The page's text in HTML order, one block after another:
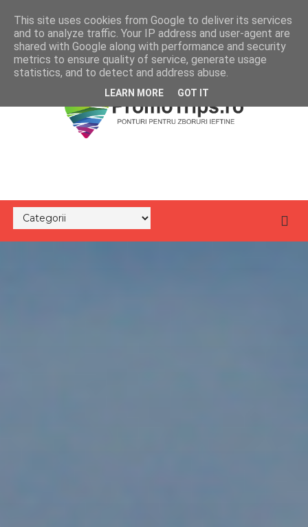
This site uses cookies from Google to deliver its services
and to analyze traffic. Your IP address and user-agent are
shared with Google along with performance and security
metrics to ensure quality of service, generate usage
statistics, and to detect and address abuse.
LEARN MORE GOT IT